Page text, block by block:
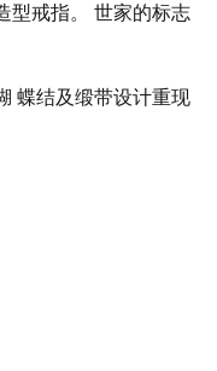
型戒指。 世家的标志
蝶结及缎带设计重现